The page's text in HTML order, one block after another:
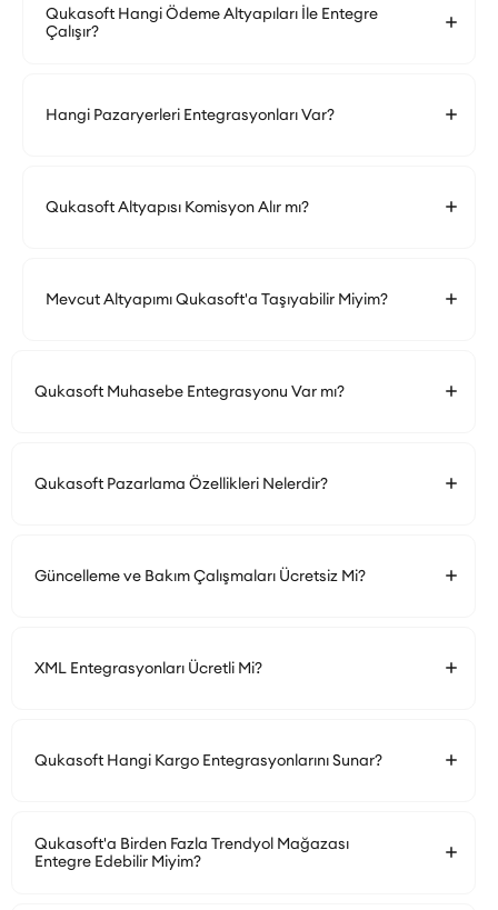
Qukasoft Hangi Ödeme Altyapıları İle Entegre
Çalışır?
Hangi Pazaryerleri Entegrasyonları Var?
Qukasoft Altyapısı Komisyon Alır mı?
Mevcut Altyapımı Qukasoft'a Taşıyabilir Miyim?
Qukasoft Muhasebe Entegrasyonu Var mı?
Qukasoft Pazarlama Özellikleri Nelerdir?
Güncelleme ve Bakım Çalışmaları Ücretsiz Mi?
XML Entegrasyonları Ücretli Mi?
Qukasoft Hangi Kargo Entegrasyonlarını Sunar?
Qukasoft'a Birden Fazla Trendyol Mağazası
Entegre Edebilir Miyim?